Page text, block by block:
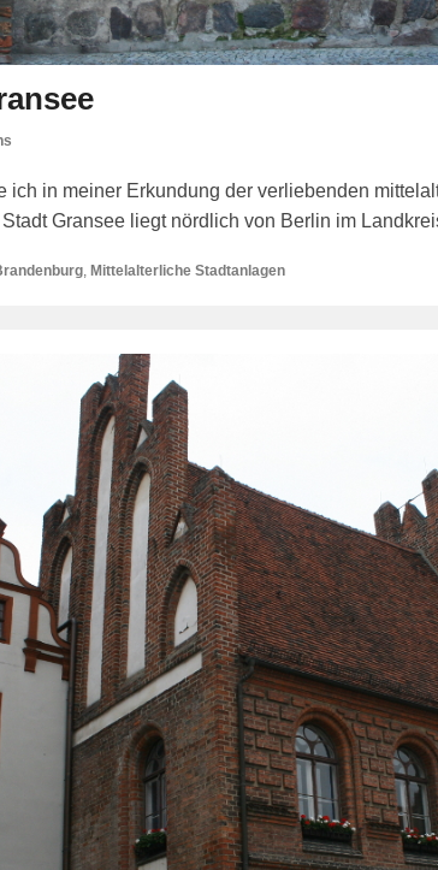
ich in meiner Erkundung der verliebenden
Gransee liegt nördlich von Berlin im
, Mittelalterliche Stadtanlagen